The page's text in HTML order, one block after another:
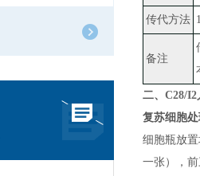
传代方法
备注
二、 C28/
复苏细胞
细胞瓶放
一张）
，